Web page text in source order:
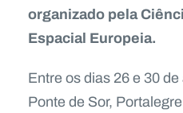
organizado pela
Espacial Europeia.
Entre os dias 26 e 30
Ponte de Sor,